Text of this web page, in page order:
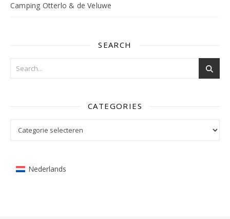
Camping Otterlo & de Veluwe
SEARCH
CATEGORIES
Nederlands